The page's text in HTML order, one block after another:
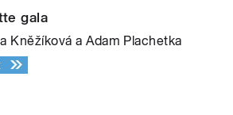
gala
Kněžíková a Adam Plachetka